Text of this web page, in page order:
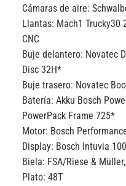
Cámaras de aire:
Llantas: Mach1 Trucky30
CNC
Buje delantero: Novatec
Disc 32H*
Buje trasero: Novatec
Batería:Akku Bosch
PowerPack Frame 725*
Motor: Bosch
Display: Bosch Intuvia
Biela: FSA/Riese &
Plato:48T